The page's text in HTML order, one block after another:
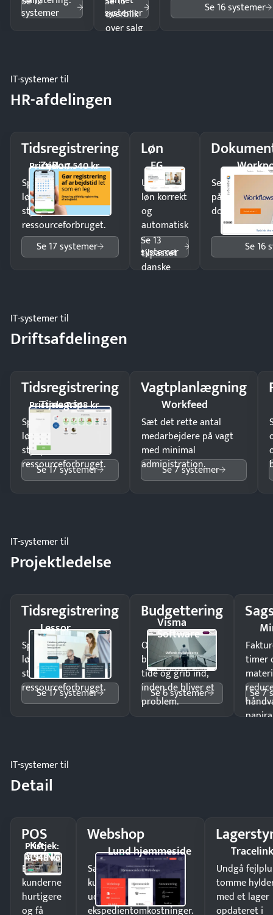
systemer
overblik
over salg
systemer Se 16 systemer
IT-systemer til
HR-afdelingen
Tidsregistrering
ZeBon
Pristjek: 7.540 kr
Spar tid på
lønberegning og få
styr på
ressourceforbruget.
Se 17 systemer
Løn
EG
Udbetal
løn korrekt
og
automatisk
—
tilpasset
danske
Se 13
systemer
Send
på minutter
dokumenter.
Se 16
IT-systemer til
Driftsafdelingen
Tidsregistrering
Timegrip
Pristjek: 7.548 kr
Spar tid på
lønberegning og få
styr på
ressourceforbruget.
Se 17 systemer
Vagtplanlægning
Workfeed
Sæt det rette antal
medarbejdere på vagt
med minimal
administration.
Se 7 systemer
IT-systemer til
Projektledelse
Tidsregistrering
Lessor
Spar tid på
lønberegning og få
styr på
ressourceforbruget.
Se 17 systemer
Budgettering
Visma
Software
Opdag
budgetafvigelser i
tide og grib ind,
inden de bliver et
problem.
Se 6 systemer
timer
Se 7
IT-systemer til
Detail
POS
KA-
CHING
Pristjek:
4.548 kr
Ekspedér
kunderne
hurtigere
og få
Webshop
Lund hjemmeside
Sælg produkter 24/7 til
kunder i hele landet
uden
ekspedientomkostninger.
Undgå
tomme
med et lager
opdateret i